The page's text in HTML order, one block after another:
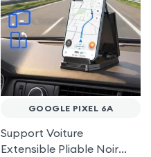
GOOGLE PIXEL 6A
Support Voiture
Extensible Pliable Noir